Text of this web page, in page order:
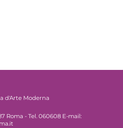
d'Arte Moderna
Roma - Tel. 060608 E-mail: